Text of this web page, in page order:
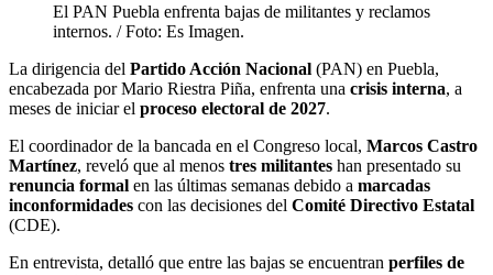
El PAN Puebla enfrenta bajas de militantes y reclamos
internos. / Foto: Es Imagen.
La dirigencia del Partido Acción Nacional (PAN) en Puebla,
encabezada por Mario Riestra Piña, enfrenta una crisis interna, a
meses de iniciar el proceso electoral de 2027.
El coordinador de la bancada en el Congreso local, Marcos Castro
Martínez, reveló que al menos tres militantes han presentado su
renuncia formal en las últimas semanas debido a marcadas
inconformidades con las decisiones del Comité Directivo Estatal
(CDE).
En entrevista, detalló que entre las bajas se encuentran perfiles de